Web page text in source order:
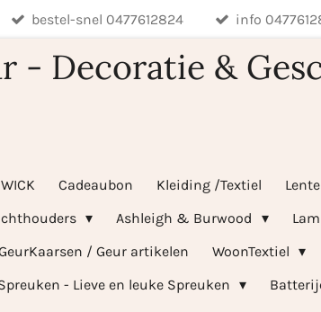
bestel-snel 0477612824 info
- Decoratie &
Cadeaubon Kleiding /Textiel
Ashleigh & Burwood
/ Geur artikelen
WoonTextiel
- Lieve en leuke Spreuken